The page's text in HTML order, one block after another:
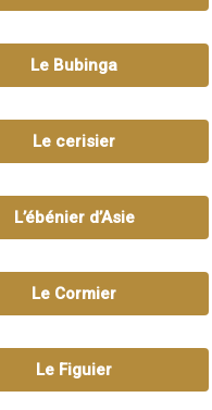
Le Bubinga
Le cerisier
L’ébénier d’Asie
Le Cormier
Le Figuier